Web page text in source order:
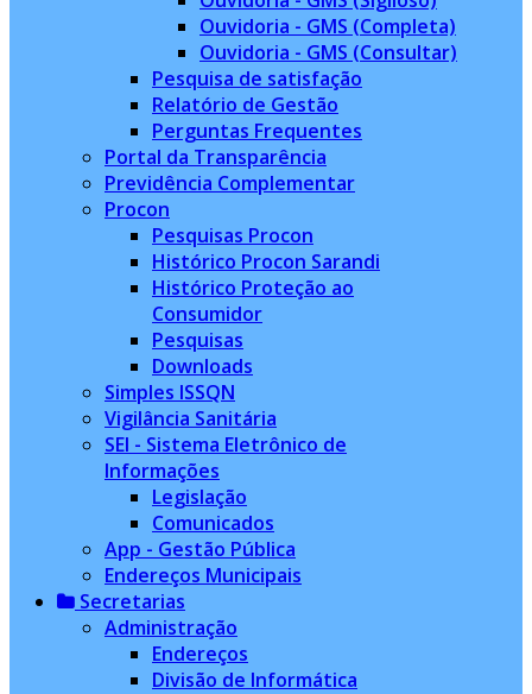
Ouvidoria - GMS (Completa)
Ouvidoria - GMS (Consultar)
Pesquisa de satisfação
Relatório de Gestão
Perguntas Frequentes
Portal da Transparência
Previdência Complementar
Procon
Pesquisas Procon
Histórico Procon Sarandi
Histórico Proteção ao
Consumidor
Pesquisas
Downloads
Simples ISSQN
Vigilância Sanitária
SEI - Sistema Eletrônico de
Informações
Legislação
Comunicados
App - Gestão Pública
Endereços Municipais
Secretarias
Administração
Endereços
Divisão de Informática